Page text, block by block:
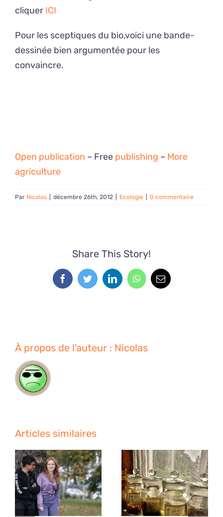
cliquer ICI
Pour les sceptiques du bio,voici une bande-
dessinée bien argumentée pour les
convaincre.
Open publication – Free publishing – More
agriculture
Par Nicolas décembre 26th, 2012 Ecologie 0 commentaire
Share This Story!
FacebookTwitterLinkedInWhatsApp
Email
À propos de l'auteur : Nicolas
Articles similaires